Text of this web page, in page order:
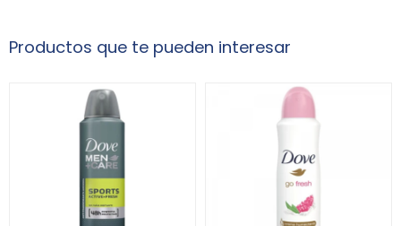
Productos que te pueden interesar